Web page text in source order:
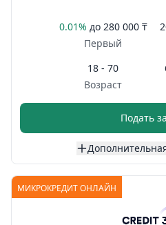
0.01% до 280 000 ₸
Первый
18 - 70
Возраст
Подать
МИКРОКРЕДИТ ОНЛАЙН